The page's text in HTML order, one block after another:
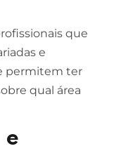
que
e
permitem ter
qual área
e